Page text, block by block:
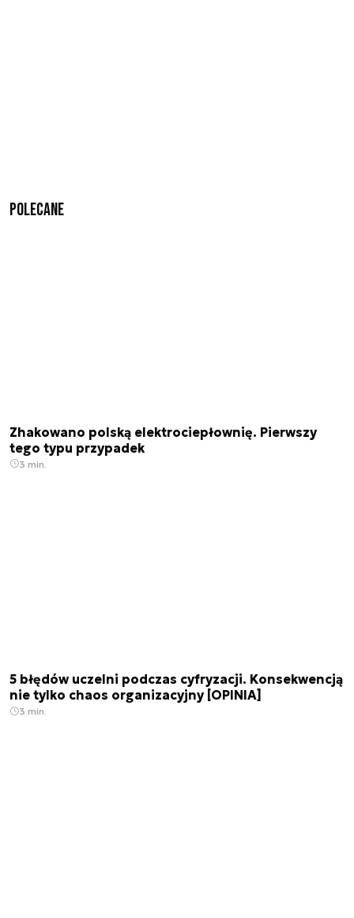
Polecane
Zhakowano polską elektrociepłownię. Pierwszy
tego typu przypadek
3 min.
5 błędów uczelni podczas cyfryzacji. Konsekwencją
nie tylko chaos organizacyjny [OPINIA]
3 min.